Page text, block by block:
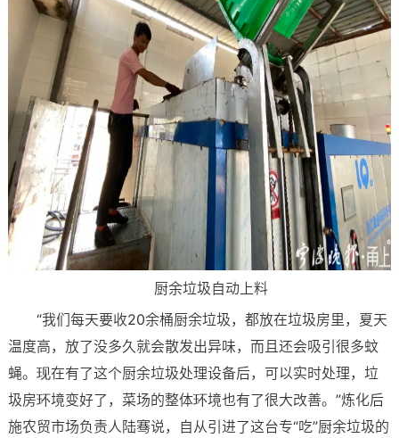
厨余垃圾自动上料
“我们每天要收20余桶厨余垃圾，都放在垃圾房里，夏天
温度高，放了没多久就会散发出异味，而且还会吸引很多蚊
蝇。现在有了这个厨余垃圾处理设备后，可以实时处理，垃
圾房环境变好了，菜场的整体环境也有了很大改善。”炼化后
施农贸市场负责人陆骞说，自从引进了这台专“吃”厨余垃圾的